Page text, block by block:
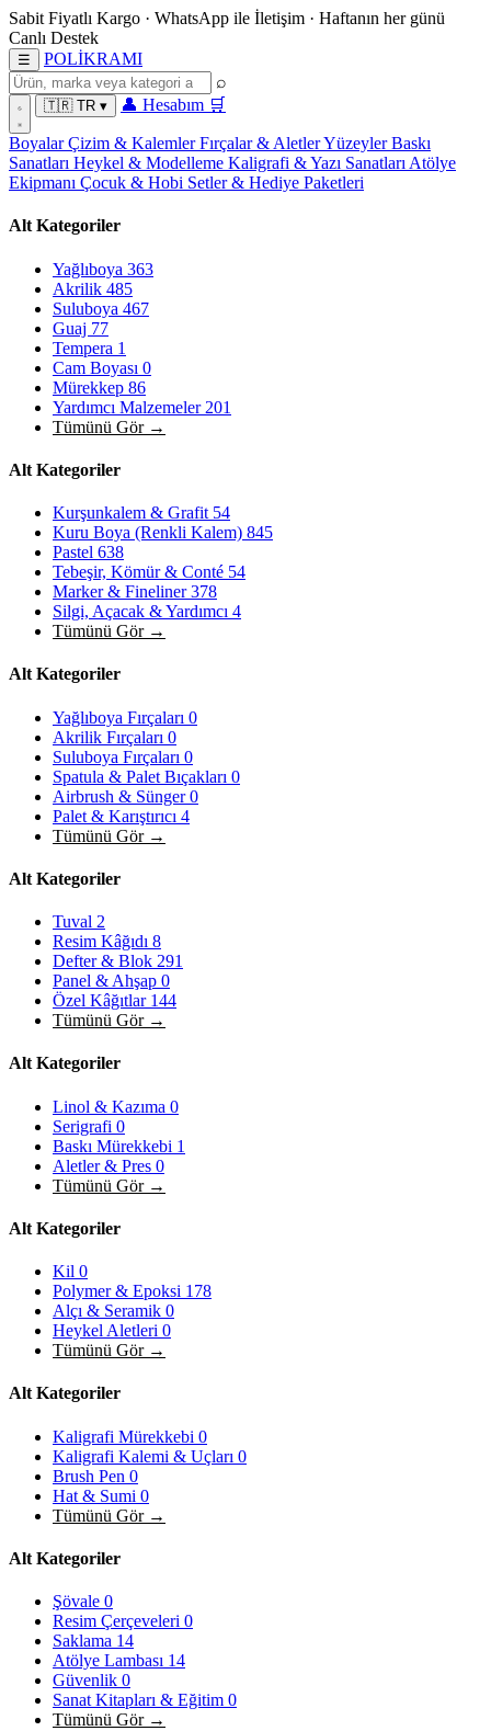
Sabit Fiyatlı Kargo · WhatsApp ile İletişim · Haftanın her günü
Canlı Destek
☰ POLİKRAMI
⌕
🇹🇷 TR ▾ 👤 Hesabım 🛒
BoyalarÇizim & KalemlerFırçalar & AletlerYüzeylerBaskı
Sanatları Heykel & Modelleme Kaligrafi & Yazı Sanatları Atölye
Ekipmanı Çocuk & Hobi Setler & Hediye Paketleri
Alt Kategoriler
Yağlıboya 363
Akrilik 485
Suluboya 467
Guaj 77
Tempera 1
Cam Boyası 0
Mürekkep 86
Yardımcı Malzemeler 201
Tümünü Gör →
Alt Kategoriler
Kurşunkalem & Grafit 54
Kuru Boya (Renkli Kalem) 845
Pastel 638
Tebeşir, Kömür & Conté 54
Marker & Fineliner378
Silgi, Açacak & Yardımcı 4
Tümünü Gör →
Alt Kategoriler
Yağlıboya Fırçaları 0
Akrilik Fırçaları 0
Suluboya Fırçaları 0
Spatula & Palet Bıçakları 0
Airbrush & Sünger0
Palet & Karıştırıcı 4
Tümünü Gör →
Alt Kategoriler
Tuval 2
Resim Kâğıdı 8
Defter & Blok 291
Panel & Ahşap 0
Özel Kâğıtlar 144
Tümünü Gör →
Alt Kategoriler
Linol & Kazıma 0
Serigrafi 0
Baskı Mürekkebi 1
Aletler & Pres 0
Tümünü Gör →
Alt Kategoriler
Kil 0
Polymer & Epoksi 178
Alçı & Seramik 0
Heykel Aletleri 0
Tümünü Gör →
Alt Kategoriler
Kaligrafi Mürekkebi 0
Kaligrafi Kalemi & Uçları 0
Brush Pen 0
Hat & Sumi 0
Tümünü Gör →
Alt Kategoriler
Şövale 0
Resim Çerçeveleri 0
Saklama 14
Atölye Lambası 14
Güvenlik 0
Sanat Kitapları & Eğitim 0
Tümünü Gör →